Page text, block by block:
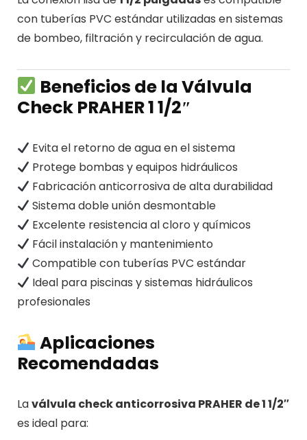
con tuberías PVC estándar utilizadas en sistemas
de bombeo, filtración y recirculación de agua.
Beneficios de la Válvula
Check PRAHER 1 1/2″
Evita el retorno de agua en el sistema
Protege bombas y equipos hidráulicos
Fabricación anticorrosiva de alta durabilidad
Sistema doble unión desmontable
Excelente resistencia al cloro y químicos
Fácil instalación y mantenimiento
Compatible con tuberías PVC estándar
Ideal para piscinas y sistemas hidráulicos
profesionales
Aplicaciones
Recomendadas
Laválvula check anticorrosiva PRAHER de 1 1/2″
es ideal para: